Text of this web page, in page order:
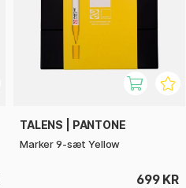
TALENS | PANTONE
Marker 9-sæt Yellow
699 KR